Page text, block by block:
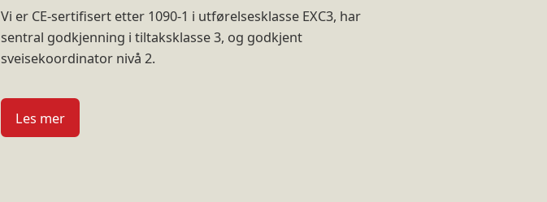
Vi er CE-sertifisert etter 1090-1 i utførelsesklasse EXC3, har
sentral godkjenning i tiltaksklasse 3, og godkjent
sveisekoordinator nivå 2.
Les mer